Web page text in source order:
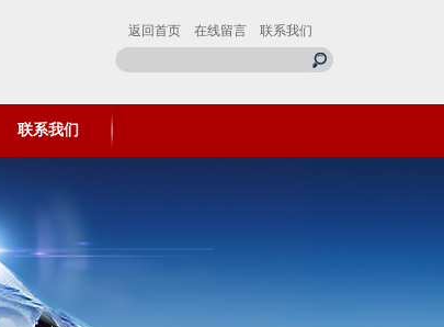
返回首页 在线留言 联系我们
联系我们